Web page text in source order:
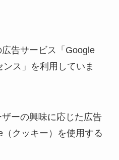
告サービス「Google
ス」を利用していま
ーの興味に応じた広告
クッキー）を使用する